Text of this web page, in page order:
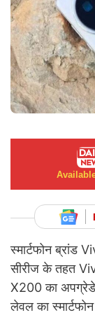
स्मार्टफोन ब्रांड
सीरीज के तहत
X200 का
लेवल का